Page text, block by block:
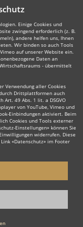
Einige Cookies und
zwingend erforderlich (z. B.
andere helfen uns, Ihnen
Wir binden so auch Tools
auf unserer Website ein.
Daten an
- übermittelt
Verwendung aller Cookies
Drittplattformen auch
Art. 49 Abs. 1 lit. a DSGVO
von YouTube, Vimeo und
Einbindungen aktiviert. Beim
Cookies und Tools externer
Einstellungen» können Sie
widerrufen. Diese
«Datenschutz» im Footer